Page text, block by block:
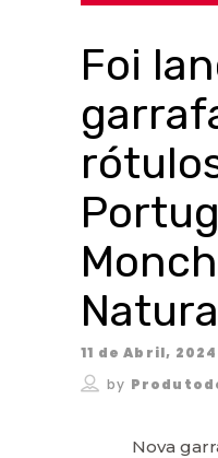
Foi
Natura
11 de Abril, 2024
by
Nova